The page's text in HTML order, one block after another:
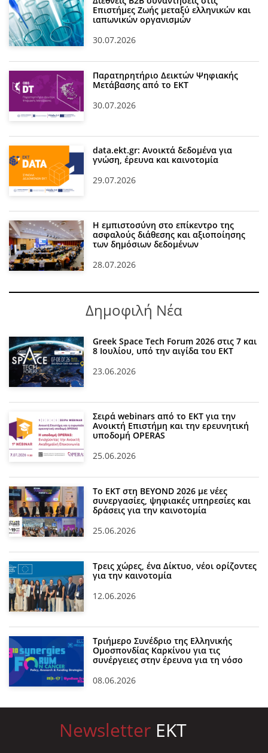
Επιστήμες Ζωής μεταξύ ελληνικών και
ιαπωνικών οργανισμών
30.07.2026
Παρατηρητήριο Δεικτών Ψηφιακής
Μετάβασης από το ΕΚΤ
30.07.2026
data.ekt.gr: Ανοικτά δεδομένα για
γνώση, έρευνα και καινοτομία
29.07.2026
Η εμπιστοσύνη στο επίκεντρο της
ασφαλούς διάθεσης και αξιοποίησης
των δημόσιων δεδομένων
28.07.2026
Δημοφιλή Νέα
Greek Space Tech Forum 2026 στις 7 και
8 Ιουλίου, υπό την αιγίδα του ΕΚΤ
23.06.2026
Σειρά webinars από το ΕΚΤ για την
Ανοικτή Επιστήμη και την ερευνητική
υποδομή OPERAS
25.06.2026
Το ΕΚΤ στη BEYOND 2026 με νέες
συνεργασίες, ψηφιακές υπηρεσίες και
δράσεις για την καινοτομία
25.06.2026
Τρεις χώρες, ένα Δίκτυο, νέοι ορίζοντες
για την καινοτομία
12.06.2026
Τριήμερο Συνέδριο της Ελληνικής
Ομοσπονδίας Καρκίνου για τις
συνέργειες στην έρευνα για τη νόσο
08.06.2026
Newsletter EKT